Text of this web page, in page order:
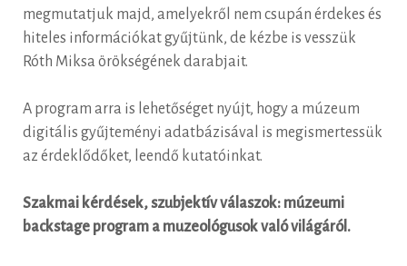
megmutatjuk majd, amelyekről nem csupán érdekes és
hiteles információkat gyűjtünk, de kézbe is vesszük
Róth Miksa örökségének darabjait.
A program arra is lehetőséget nyújt, hogy a múzeum
digitális gyűjteményi adatbázisával is megismertessük
az érdeklődőket, leendő kutatóinkat.
Szakmai kérdések, szubjektív válaszok: múzeumi
backstage program a muzeológusok való világáról.